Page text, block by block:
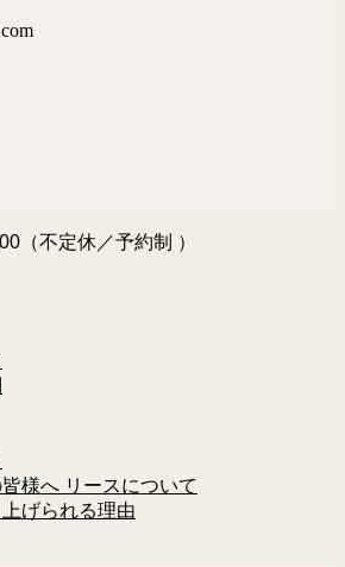
（不定休／予約制 ）
様へ リースについて
げられる理由